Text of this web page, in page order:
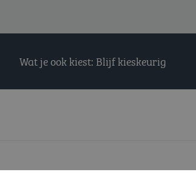
Wat je ook kiest: Blijf kieskeurig